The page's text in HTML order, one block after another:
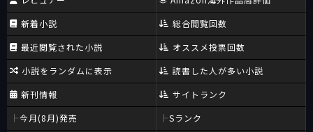
新着小説
最近閲覧された小説
小説をランダムに表示
新刊情報
今月(8月)発売
総合閲覧回数
オススメ投票回数
読書した人が多い小説
サイトランク
Sランク